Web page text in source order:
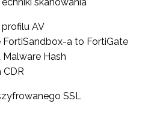
AV
a to FortiGate
Hash
SSL